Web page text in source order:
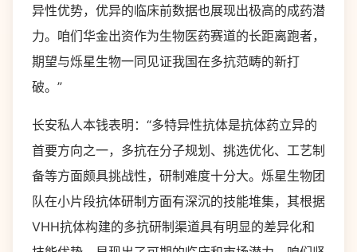
异性优势，优异的临床前数据也展现出极高的成药潜
力。咱们华金出资作为生物医药赛道的长距离跑者，
期望与烁星生物一同见证我国在多抗范畴的新打
破。”
长安私人本钱表明：“多特异性抗体是抗体药立异的
首要方向之一，多抗在分子规划、挑选优化、工艺制
备等方面颇具挑战性，研制难度十分大。烁星生物团
队在小片段抗体研制方面有深沉的技能堆集，其根据
VHH抗体构建的多抗研制渠道具有明显的差异化和